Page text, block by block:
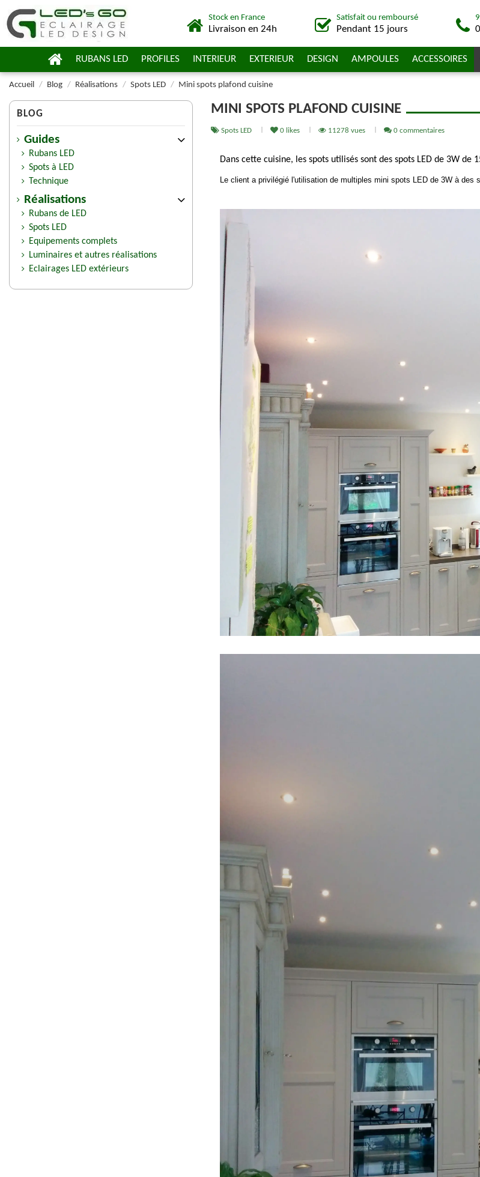
Stock en France
Livraison en 24h
Satisfait ou remboursé
Pendant 15 jours
RUBANS LED PROFILES INTERIEUR EXTERIEUR DESIGN AMPOULES ACCESSOIRES
Accueil Blog Réalisations Spots LED Mini spots plafond cuisine
MINI SPOTS PLAFOND CUISINE
Spots LED 0 likes 11278 vues 0 commentaires
Dans cette cuisine, les spots utilisés sont des spots LED de 3W
Le client a privilégié l'utilisation de multiples mini spots LED de 3W à
BLOG
Guides
Rubans LED
Spots à LED
Technique
Réalisations
Rubans de LED
Spots LED
Equipements complets
Luminaires et autres réalisations
Eclairages LED extérieurs